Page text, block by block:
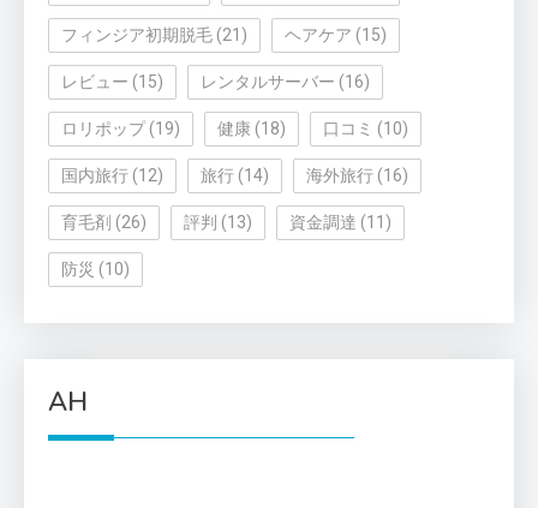
フィンジア初期脱毛 (21) ヘアケア (15)
レビュー (15) レンタルサーバー (16)
ロリポップ(19) 健康 (18) 口コミ (10)
国内旅行 (12) 旅行 (14) 海外旅行 (16)
育毛剤 (26) 評判 (13) 資金調達 (11)
防災 (10)
AH